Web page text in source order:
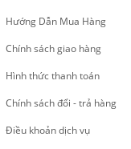
Hướng Dẫn Mua Hàng
Chính sách giao hàng
Hình thức thanh toán
Chính sách đổi - trả hàng
Điều khoản dịch vụ